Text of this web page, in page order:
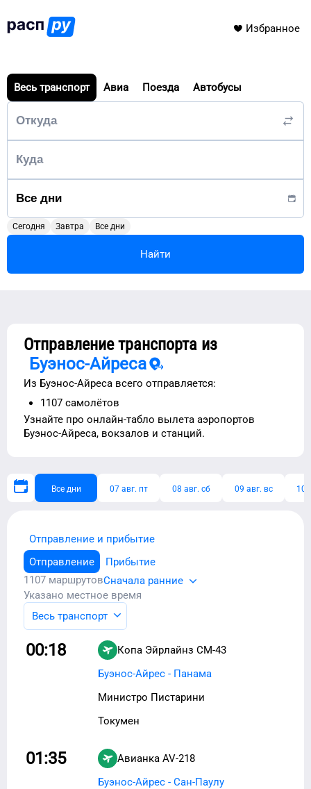
Избранное
Весь транспорт Авиа Поезда Автобусы
Сегодня Завтра Все дни
Найти
Отправление транспорта из
Буэнос-Айреса
Из Буэнос-Айреса всего отправляется:
1107 самолётов
Узнайте про онлайн-табло вылета аэропортов
Буэнос-Айреса, вокзалов и станций.
Все дни 07 авг. пт 08 авг. сб 09 авг. вс 10
Отправление и прибытие
Отправление
Прибытие
1107 маршрутовСначала ранние
Указано местное время
Весь транспорт
00:18 Копа Эйрлайнз CM-43
Буэнос-Айрес - Панама
Министро Пистарини
Токумен
01:35 Авианка AV-218
Буэнос-Айрес - Сан-Паулу